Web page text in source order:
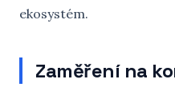
ekosystém.
Zaměření na